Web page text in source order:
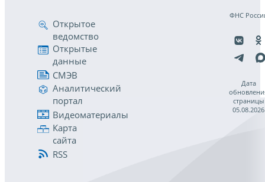
Открытое
ведомство
Открытые
данные
СМЭВ
Аналитический
портал
Видеоматериалы
Карта
сайта
RSS
ФНС
Дата
страницы
05.08.2026